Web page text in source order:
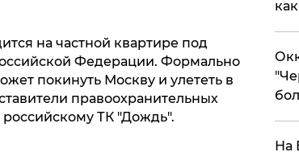
на частной квартире под
Федерации. Формально
покинуть Москву и улететь в
правоохранительных
ТК "Дождь".
На